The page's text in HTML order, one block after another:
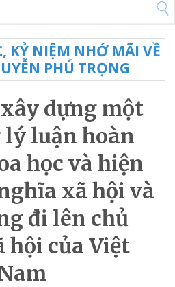
KỶ NIỆM NHỚ MÃI VỀ
PHÚ TRỌNG
dựng một
lý luận hoàn
học và hiện
xã hội và
đi lên chủ
hội của Việt